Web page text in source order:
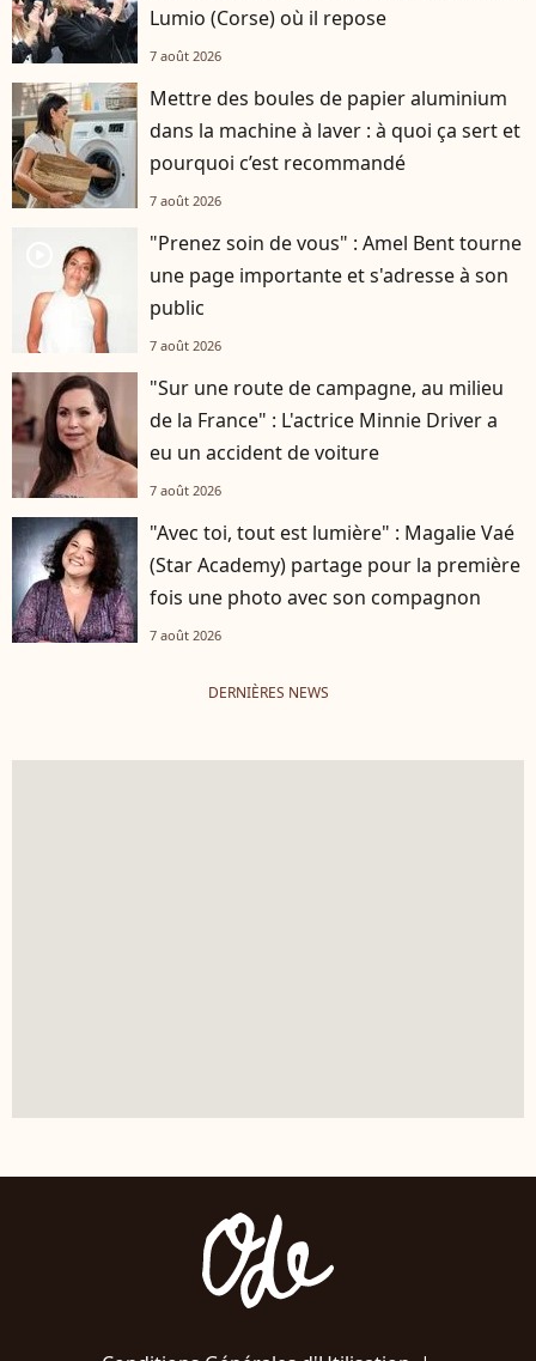
Lumio (Corse) où il repose
7 août 2026
Mettre des boules de papier aluminium
dans la machine à laver : à quoi ça sert et
pourquoi c’est recommandé
7 août 2026
"Prenez soin de vous" : Amel Bent tourne
une page importante et s'adresse à son
public
7 août 2026
"Sur une route de campagne, au milieu
de la France" : L'actrice Minnie Driver a
eu un accident de voiture
7 août 2026
"Avec toi, tout est lumière" : Magalie Vaé
(Star Academy) partage pour la première
fois une photo avec son compagnon
7 août 2026
DERNIÈRES NEWS